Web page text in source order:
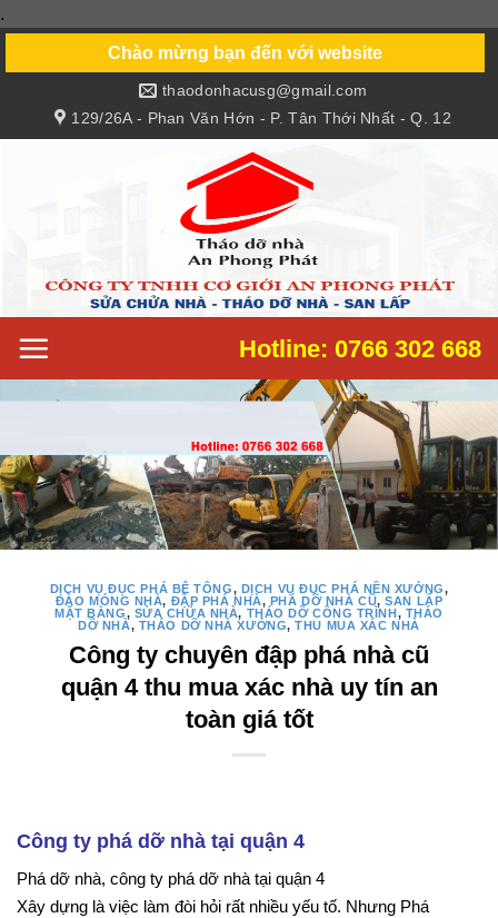
.
content
Chào mừng bạn đến với website
129/26A - Phan Văn Hớn - P. Tân Thới Nhất - Q. 12
thaodonhacusg@gmail.com
Hotline: 0766 302 668
DỊCH VỤ ĐỤC PHÁ BÊ TÔNG, DỊCH VỤ ĐỤC PHÁ NỀN XƯỞNG,
ĐÀO MÓNG NHÀ, ĐẬP PHÁ NHÀ, PHÁ DỠ NHÀ CŨ,SAN LẤP
MẶT BẰNG, SỬA CHỮA NHÀ, THÁO DỠ CÔNG TRÌNH, THÁO
DỠ NHÀ, THÁO DỠ NHÀ XƯỞNG,THU MUA XÁC NHÀ
Công ty chuyên đập phá nhà cũ
quận 4 thu mua xác nhà uy tín an
toàn giá tốt
Công ty phá dỡ nhà tại quận 4
Phá dỡ nhà, công ty phá dỡ nhà tại quận 4
Xây dựng là việc làm đòi hỏi rất nhiều yếu tố. Nhưng Phá